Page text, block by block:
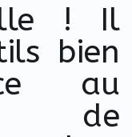
! Il
bien
au
de